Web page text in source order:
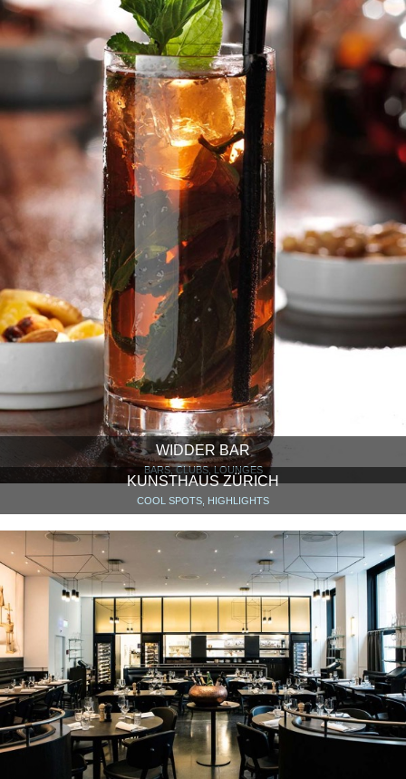
WIDDER BAR
BARS, CLUBS, LOUNGES
KUNSTHAUS ZÜRICH
COOL SPOTS, HIGHLIGHTS